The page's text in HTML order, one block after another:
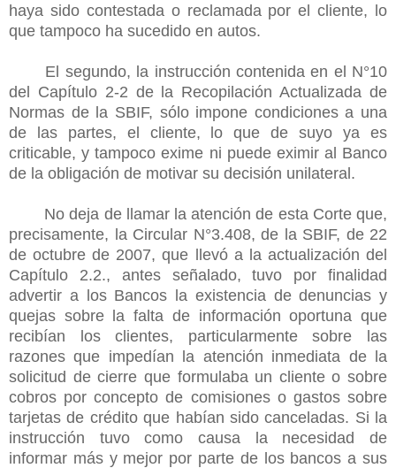
haya sido contestada o reclamada por el cliente, lo
que tampoco ha sucedido en autos.
El segundo, la instrucción contenida en el N°10
del Capítulo 2-2 de la Recopilación Actualizada de
Normas de la SBIF, sólo impone condiciones a una
de las partes, el cliente, lo que de suyo ya es
criticable, y tampoco exime ni puede eximir al Banco
de la obligación de motivar su decisión unilateral.
No deja de llamar la atención de esta Corte que,
precisamente, la Circular N°3.408, de la SBIF, de 22
de octubre de 2007, que llevó a la actualización del
Capítulo 2.2., antes señalado, tuvo por finalidad
advertir a los Bancos la existencia de denuncias y
quejas sobre la falta de información oportuna que
recibían los clientes, particularmente sobre las
razones que impedían la atención inmediata de la
solicitud de cierre que formulaba un cliente o sobre
cobros por concepto de comisiones o gastos sobre
tarjetas de crédito que habían sido canceladas. Si la
instrucción tuvo como causa la necesidad de
informar más y mejor por parte de los bancos a sus